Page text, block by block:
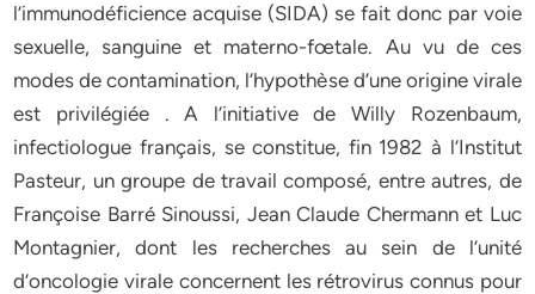
l’immunodéficience acquise (SIDA) se fait donc par voie
sexuelle, sanguine et materno-fœtale. Au vu de ces
modes de contamination, l’hypothèse d’une origine virale
est privilégiée . A l’initiative de Willy Rozenbaum,
infectiologue français, se constitue, fin 1982 à l’Institut
Pasteur, un groupe de travail composé, entre autres, de
Françoise Barré Sinoussi, Jean Claude Chermann et Luc
Montagnier, dont les recherches au sein de l’unité
d’oncologie virale concernent les rétrovirus connus pour